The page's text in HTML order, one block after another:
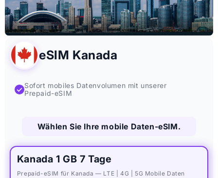
eSIM Kanada
✓ Sofort mobiles Datenvolumen mit unserer
Prepaid-eSIM
Wählen Sie Ihre mobile Daten-eSIM.
Kanada 1 GB 7 Tage
Prepaid-eSIM für Kanada — LTE | 4G | 5G Mobile Daten